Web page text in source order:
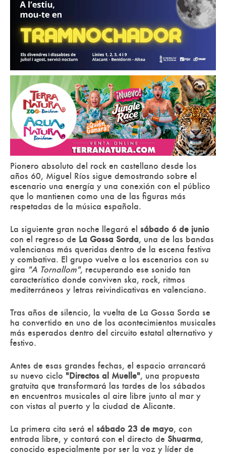
Pionero absoluto del rock en castellano desde los
años 60, Miguel Ríos sigue demostrando sobre el
escenario una energía y una conexión con el público
que lo mantienen como una de las figuras más
respetadas de la música española.
La siguiente gran noche llegará el sábado 6 de junio
con el regreso de La Gossa Sorda, una de las bandas
valencianas más queridas dentro de la escena festiva
y combativa. El grupo vuelve a los escenarios con su
gira "A Tornallom", recuperando ese sonido tan
característico donde conviven ska, rock, ritmos
mediterráneos y letras reivindicativas en valenciano.
Tras años de silencio, la vuelta de La Gossa Sorda se
ha convertido en uno de los acontecimientos musicales
más esperados dentro del circuito estatal alternativo y
festivo.
Antes de esas grandes fechas, el espacio arrancará
su nuevo ciclo "Directos al Muelle", una propuesta
gratuita que transformará las tardes de los sábados
en encuentros musicales al aire libre junto al mar y
con vistas al puerto y la ciudad de Alicante.
La primera cita será el sábado 23 de mayo, con
entrada libre, y contará con el directo de Shuarma,
conocido especialmente por ser la voz y líder de